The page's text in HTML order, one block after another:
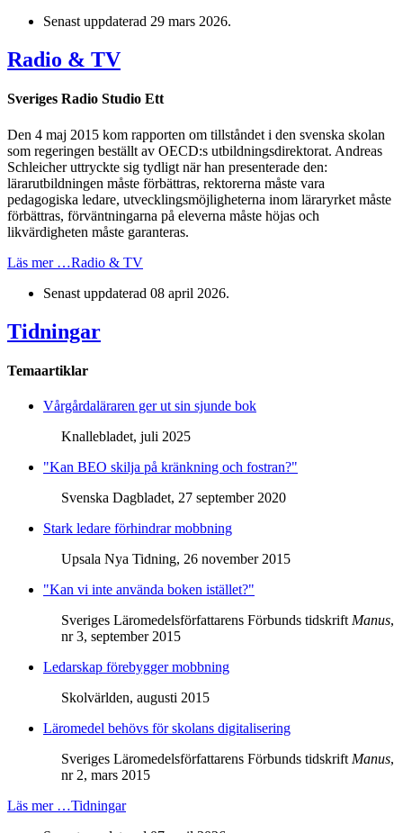
Senast uppdaterad 29 mars 2026.
Radio & TV
Sveriges Radio Studio Ett
Den 4 maj 2015 kom rapporten om tillståndet i den svenska skolan
som regeringen beställt av OECD:s utbildningsdirektorat. Andreas
Schleicher uttryckte sig tydligt när han presenterade den:
lärarutbildningen måste förbättras, rektorerna måste vara
pedagogiska ledare, utvecklingsmöjligheterna inom läraryrket måste
förbättras, förväntningarna på eleverna måste höjas och
likvärdigheten måste garanteras.
Läs mer …Radio & TV
Senast uppdaterad 08 april 2026.
Tidningar
Temaartiklar
Vårgårdaläraren ger ut sin sjunde bok
Knallebladet, juli 2025
"Kan BEO skilja på kränkning och fostran?"
Svenska Dagbladet, 27 september 2020
Stark ledare förhindrar mobbning
Upsala Nya Tidning, 26 november 2015
"Kan vi inte använda boken istället?"
Sveriges Läromedelsförfattarens Förbunds tidskrift Manus,
nr 3, september 2015
Ledarskap förebygger mobbning
Skolvärlden, augusti 2015
Läromedel behövs för skolans digitalisering
Sveriges Läromedelsförfattarens Förbunds tidskrift Manus,
nr 2, mars 2015
Läs mer …Tidningar